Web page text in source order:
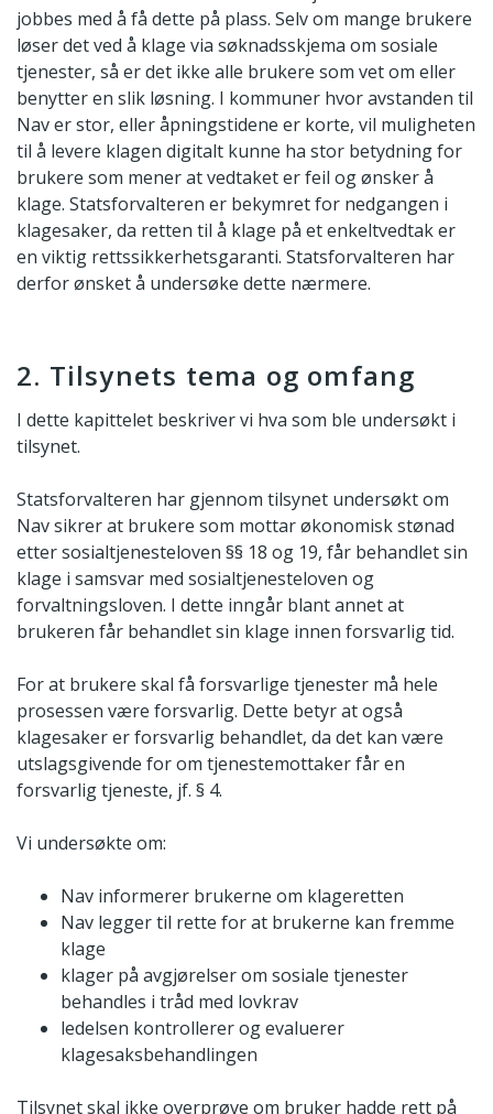
jobbes med å få dette på plass. Selv om mange brukere
løser det ved å klage via søknadsskjema om sosiale
tjenester, så er det ikke alle brukere som vet om eller
benytter en slik løsning. I kommuner hvor avstanden til
Nav er stor, eller åpningstidene er korte, vil muligheten
til å levere klagen digitalt kunne ha stor betydning for
brukere som mener at vedtaket er feil og ønsker å
klage. Statsforvalteren er bekymret for nedgangen i
klagesaker, da retten til å klage på et enkeltvedtak er
en viktig rettssikkerhetsgaranti. Statsforvalteren har
derfor ønsket å undersøke dette nærmere.
2. Tilsynets tema og omfang
I dette kapittelet beskriver vi hva som ble undersøkt i
tilsynet.
Statsforvalteren har gjennom tilsynet undersøkt om
Nav sikrer at brukere som mottar økonomisk stønad
etter sosialtjenesteloven §§ 18 og 19, får behandlet sin
klage i samsvar med sosialtjenesteloven og
forvaltningsloven. I dette inngår blant annet at
brukeren får behandlet sin klage innen forsvarlig tid.
For at brukere skal få forsvarlige tjenester må hele
prosessen være forsvarlig. Dette betyr at også
klagesaker er forsvarlig behandlet, da det kan være
utslagsgivende for om tjenestemottaker får en
forsvarlig tjeneste, jf. § 4.
Vi undersøkte om:
Nav informerer brukerne om klageretten
Nav legger til rette for at brukerne kan fremme
klage
klager på avgjørelser om sosiale tjenester
behandles i tråd med lovkrav
ledelsen kontrollerer og evaluerer
klagesaksbehandlingen
Tilsynet skal ikke overprøve om bruker hadde rett på